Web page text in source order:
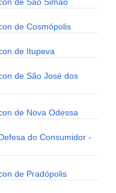
de São Simão
de Cosmópolis
de Itupeva
de São José dos
de Nova Odessa
do Consumidor -
de Pradópolis